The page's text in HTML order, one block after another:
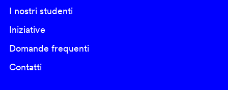
I nostri studenti
Iniziative
Domande frequenti
Contatti